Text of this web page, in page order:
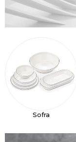
Sofra